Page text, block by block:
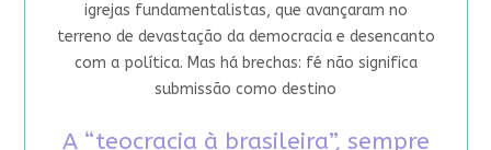
igrejas fundamentalistas, que avançaram no
terreno de devastação da democracia e desencanto
com a política. Mas há brechas: fé não significa
submissão como destino
A “teocracia à brasileira”, sempre